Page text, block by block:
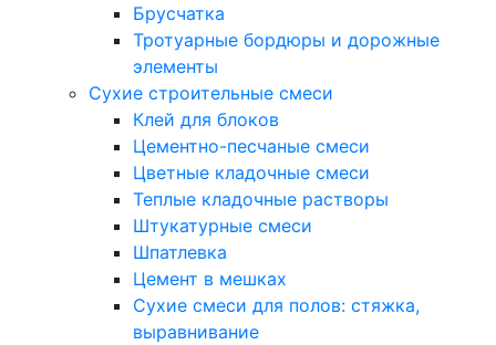
Брусчатка
Тротуарные бордюры и дорожные
элементы
Сухие строительные смеси
Клей для блоков
Цементно-песчаные смеси
Цветные кладочные смеси
Теплые кладочные растворы
Штукатурные смеси
Шпатлевка
Цемент в мешках
Сухие смеси для полов: стяжка,
выравнивание